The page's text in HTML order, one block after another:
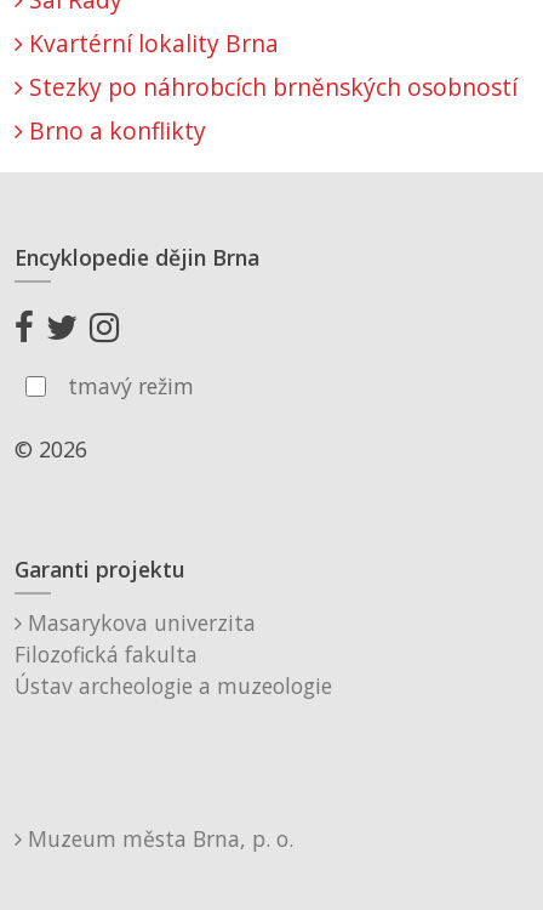
Kvartérní lokality Brna
Stezky po náhrobcích brněnských osobností
Brno a konflikty
Encyklopedie dějin Brna
tmavý režim
© 2026
Garanti projektu
Masarykova univerzita
Filozofická fakulta
Ústav archeologie a muzeologie
Muzeum města Brna, p. o.